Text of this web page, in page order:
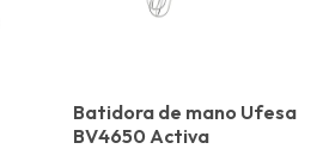
Batidora de mano Ufesa
BV4650 Activa